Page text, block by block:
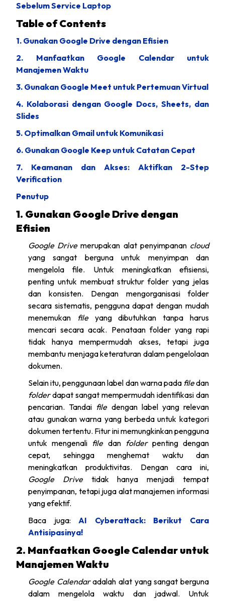
Sebelum Service Laptop
Table of Contents
1. Gunakan Google Drive dengan Efisien
2. Manfaatkan Google Calendar untuk
Manajemen Waktu
3. Gunakan Google Meet untuk Pertemuan Virtual
4. Kolaborasi dengan Google Docs, Sheets, dan
Slides
5. Optimalkan Gmail untuk Komunikasi
6. Gunakan Google Keep untuk Catatan Cepat
7. Keamanan dan Akses: Aktifkan 2-Step
Verification
Penutup
1. Gunakan Google Drive dengan
Efisien
Google Drivemerupakan alat penyimpanan cloud
yang sangat berguna untuk menyimpan dan
mengelola file. Untuk meningkatkan efisiensi,
penting untuk membuat struktur folder yang jelas
dan konsisten. Dengan mengorganisasi folder
secara sistematis, pengguna dapat dengan mudah
menemukan
file yang dibutuhkan tanpa harus
mencari secara acak. Penataan folder yang rapi
tidak hanya mempermudah akses, tetapi juga
membantu menjaga keteraturan dalam pengelolaan
dokumen.
Selain itu, penggunaan label dan warna pada filedan
folderdapat sangat mempermudah identifikasi dan
pencarian. Tandai file dengan label yang relevan
atau gunakan warna yang berbeda untuk kategori
dokumen tertentu. Fitur ini memungkinkan pengguna
untuk mengenali file dan folder penting dengan
cepat, sehingga menghemat waktu dan
meningkatkan produktivitas. Dengan cara ini,
Google Drivetidak hanya menjadi tempat
penyimpanan, tetapi juga alat manajemen informasi
yang efektif.
Baca juga:AI Cyberattack: Berikut Cara
Antisipasinya!
2. Manfaatkan Google Calendar untuk
Manajemen Waktu
Google Calendaradalah alat yang sangat berguna
dalam mengelola waktu dan jadwal. Untuk